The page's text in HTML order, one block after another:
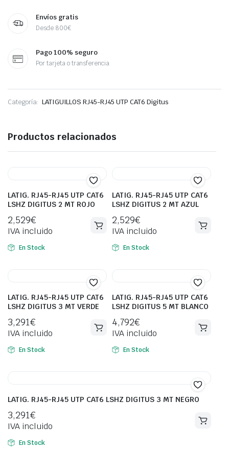
Envíos gratis
Desde 800€
Pago 100% seguro
Por tarjeta o transferencia
Categoría: LATIGUILLOS RJ45-RJ45 UTP CAT6 Digitus
Productos relacionados
LATIG. RJ45-RJ45 UTP CAT6
LSHZ DIGITUS 2 MT ROJO
2,529€
IVA incluido
En Stock
LATIG. RJ45-RJ45 UTP CAT6
LSHZ DIGITUS 2 MT AZUL
2,529€
IVA incluido
En Stock
LATIG. RJ45-RJ45 UTP CAT6
LSHZ DIGITUS 3 MT VERDE
3,291€
IVA incluido
En Stock
LATIG. RJ45-RJ45 UTP CAT6
LSHZ DIGITUS 5 MT BLANCO
4,792€
IVA incluido
En Stock
LATIG. RJ45-RJ45 UTP CAT6 LSHZ DIGITUS 3 MT NEGRO
3,291€
IVA incluido
En Stock